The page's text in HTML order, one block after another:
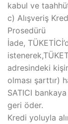
kabul ve
c) Alışveriş
Prosedürü
İade,
adresindeki
olması şarttır)
SATICI
geri öder.
Kredi yoluyla